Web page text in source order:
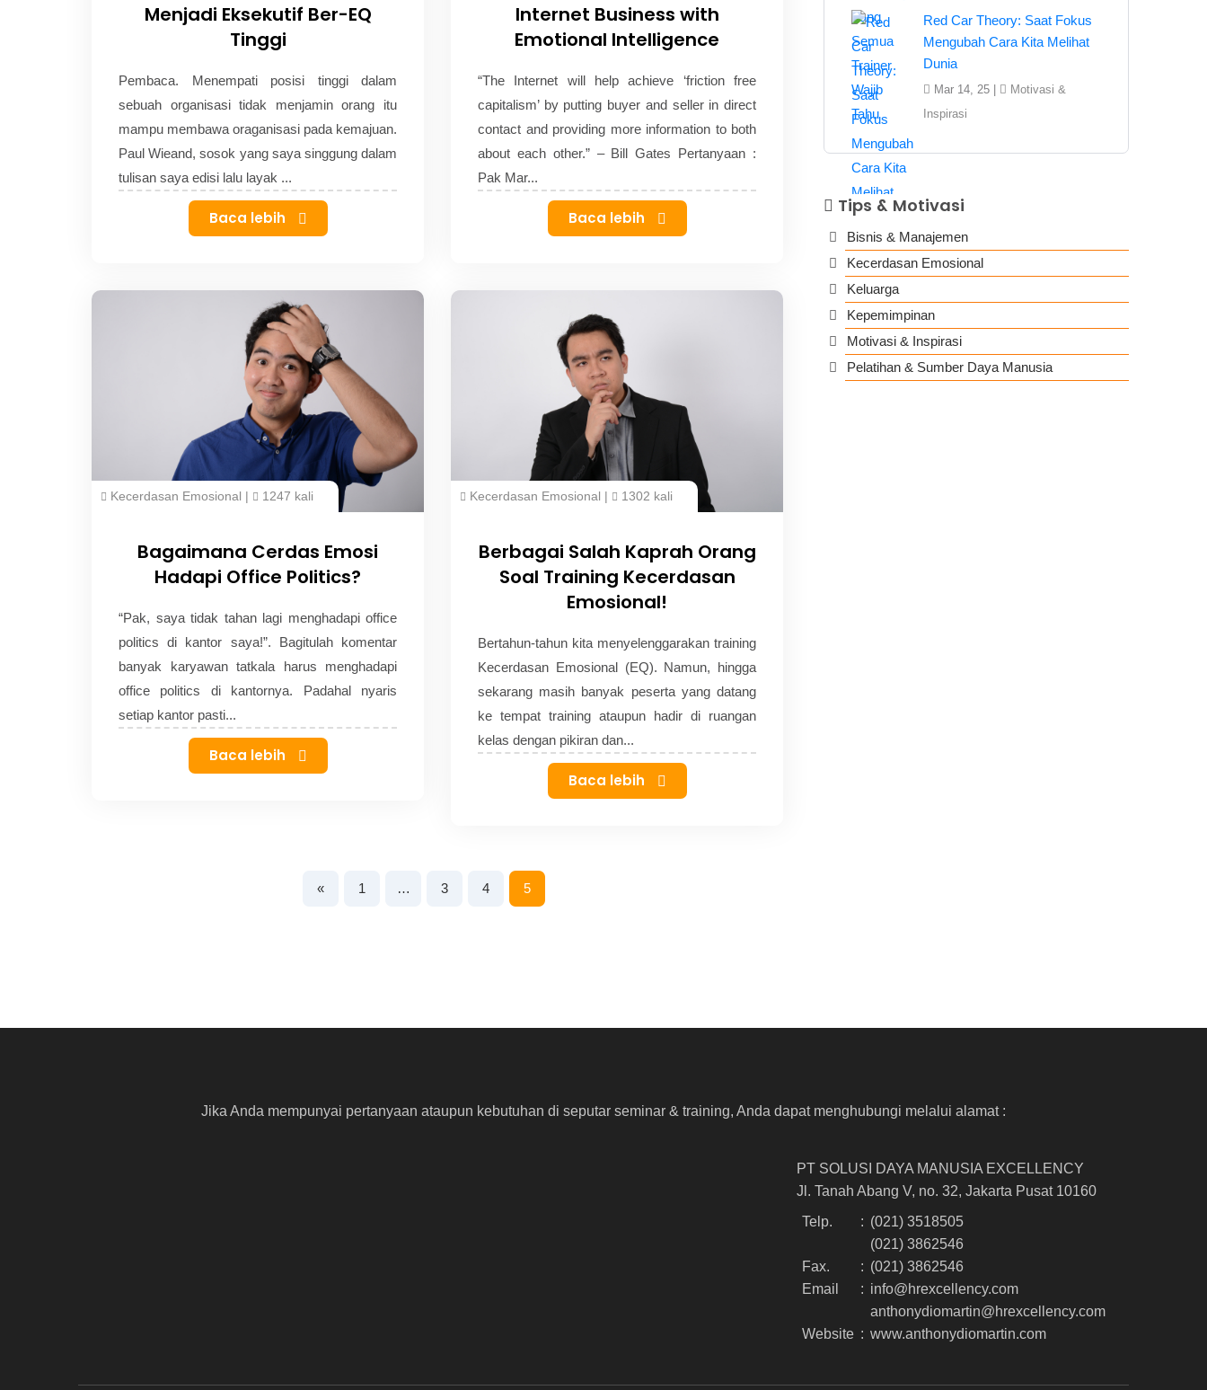
Menjadi Eksekutif Ber-EQ
Tinggi
Pembaca. Menempati posisi tinggi dalam
sebuah organisasi tidak menjamin orang itu
mampu membawa oraganisasi pada kemajuan.
Paul Wieand, sosok yang saya singgung dalam
tulisan saya edisi lalu layak ...
Baca lebih
Internet Business with
Emotional Intelligence
“The Internet will help achieve ‘friction free
capitalism’ by putting buyer and seller in direct
contact and providing more information to both
about each other.” – Bill Gates Pertanyaan :
Pak Mar...
Baca lebih
Kecerdasan Emosional | 1247 kali
Bagaimana Cerdas Emosi
Hadapi Office Politics?
“Pak, saya tidak tahan lagi menghadapi office
politics di kantor saya!”. Bagitulah komentar
banyak karyawan tatkala harus menghadapi
office politics di kantornya. Padahal nyaris
setiap kantor pasti...
Baca lebih
Kecerdasan Emosional | 1302 kali
Berbagai Salah Kaprah Orang
Soal Training Kecerdasan
Emosional!
Bertahun-tahun kita menyelenggarakan training
Kecerdasan Emosional (EQ). Namun, hingga
sekarang masih banyak peserta yang datang
ke tempat training ataupun hadir di ruangan
kelas dengan pikiran dan...
Baca lebih
« 1 … 3 4 5
Red Car Theory: Saat Fokus
Mengubah Cara Kita Melihat
Dunia
Mar 14, 25 |
Motivasi &
Inspirasi
Tips & Motivasi
Bisnis & Manajemen
Kecerdasan Emosional
Keluarga
Kepemimpinan
Motivasi & Inspirasi
Pelatihan & Sumber Daya Manusia
Jika Anda mempunyai pertanyaan ataupun kebutuhan di seputar seminar & training, Anda dapat menghubungi melalui alamat :
PT SOLUSI DAYA MANUSIA EXCELLENCY
Jl. Tanah Abang V, no. 32, Jakarta Pusat 10160
Telp.
: (021) 3518505
(021) 3862546
Fax.
: (021) 3862546
Email
: info@hrexcellency.com
anthonydiomartin@hrexcellency.com
Website : www.anthonydiomartin.com